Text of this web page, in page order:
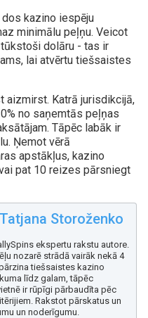
kazino iespēju
minimālu peļņu. Veicot
dolāru - tas ir
lai atvērtu tiešsaistes
aizmirst. Katrā jurisdikcijā,
no saņemtās peļņas
Tāpēc labāk ir
Ņemot vērā
apstākļus, kazino
pat 10 reizes pārsniegt
Tatjana Storoženko
ekspertu rakstu autore.
nozarē strādā vairāk nekā 4
tiešsaistes kazino
līdz galam, tāpēc
ir rūpīgi pārbaudīta pēc
Rakstot pārskatus un
un noderīgumu.